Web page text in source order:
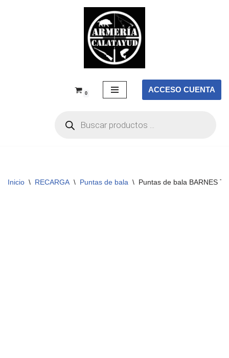
0 ACCESO CUENTA
Inicio \ RECARGA \ Puntas de bala \ Puntas de bala BARNES